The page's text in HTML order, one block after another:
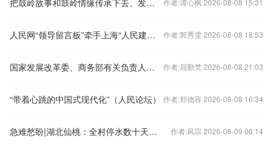
把鼓岭故事和鼓岭情缘传承下去、发扬光大 作者:谭心枫 2026-08-08 15:31
人民网“领导留言板”牵手上海“人民建议征集”共启新征程 作者:郭秀雯 2026-08-08 18:53
国家发展改革委、商务部有关负责人解读《扩大消费“十五五”规划》 作者:屈勤梵 2026-08-08 21:03
“带着心跳的中国式现代化”（人民论坛） 作者:郑德容 2026-08-08 16:34
急难愁盼|湖北仙桃：全村停水数十天，村民求助 当地专班调查 作者:风宗 2026-08-09 00:14